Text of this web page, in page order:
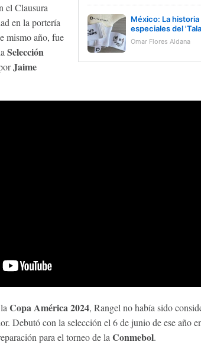
México: La
especiales del
Omar Flores Aldana
el Clausura
en la portería
mismo año, fue
Selección
Jaime
Copa América 2024, Rangel no había sido
Debutó con la selección el 6 de junio de ese año
para el torneo de laConmebol.